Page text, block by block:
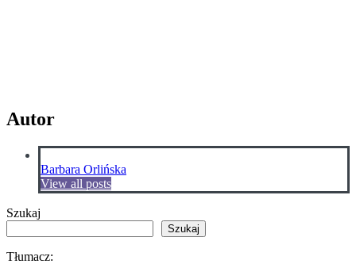
Autor
Barbara Orlińska
View all posts
Szukaj
Szukaj
Tłumacz: